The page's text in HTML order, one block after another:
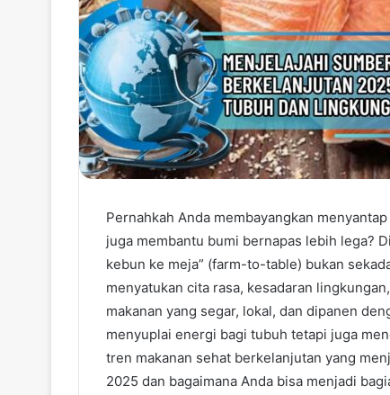
Pernahkah Anda membayangkan
juga membantu bumi bernapas lebih lega?
kebun ke meja” (farm-to-table) bukan
menyatukan cita rasa, kesadaran
makanan yang segar, lokal, dan dipanen
menyuplai energi bagi tubuh tetapi juga
tren makanan sehat berkelanjutan yang
2025 dan bagaimana Anda bisa menjadi